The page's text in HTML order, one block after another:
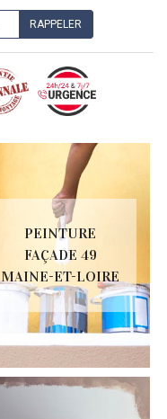
PEINTURE
FAÇADE 49
MAINE-ET-LOIRE